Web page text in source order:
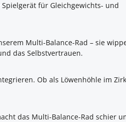
für Gleichgewichts- und
Multi-Balance-Rad – sie
das Selbstvertrauen.
Ob als Löwenhöhle im
das Multi-Balance-Rad schier